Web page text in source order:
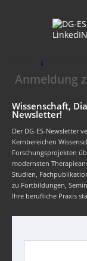
Anmeldung
Wissenschaft,
Newsletter!
Der DG-ES-Newsletter
Kernbereichen
Forschungsprojekten
modernsten
Studien,
zu Fortbildungen,
Ihre berufliche Praxis